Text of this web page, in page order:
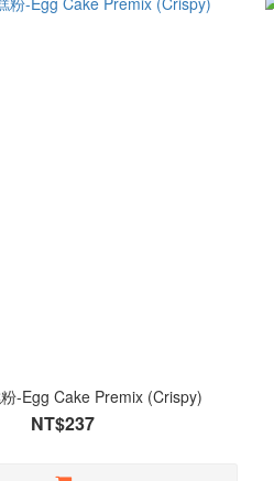
-Egg Cake Premix (Crispy)
NT$237